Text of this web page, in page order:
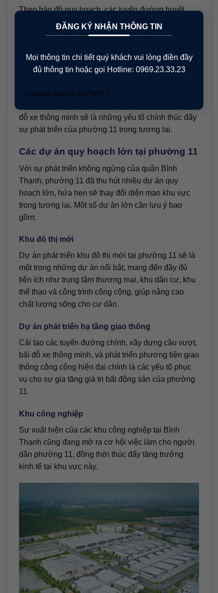
ĐĂNG KÝ NHẬN THÔNG TIN
Mọi thông tin chi tiết quý khách vui lòng điền đầy
đủ thông tin hoặc gọi Hotline: 0969.23.33.23
[contact-form-7 id="526"]
Theo bản đồ quy hoạch, các tuyến đường huyết
mạch như đường Nguyễn Xí, đường Bình Lợi và
các phương tiện giao thông công cộng như xe buýt,
thiện khả năng kết nối giao thông và giảm thiểu tình
trạng ùn tắc.
Bên cạnh đó, các dự án giao thông trọng điểm như
đỗ xe thông minh sẽ là những yếu tố chính thúc đẩy
sự phát triển của phường 11 trong tương lai.
Các dự án quy hoạch lớn tại phường 11
Với sự phát triển không ngừng của quận Bình
Thạnh, phường 11 đã thu hút nhiều dự án quy
hoạch lớn, hứa hẹn sẽ thay đổi diện mạo khu vực
trong tương lai. Một số dự án lớn cần lưu ý bao
gồm:
Khu đô thị mới
Dự án phát triển khu đô thị mới tại phường 11 sẽ là
một trong những dự án nổi bật, mang đến đầy đủ
tiện ích như trung tâm thương mại, khu dân cư, khu
thể thao và công trình công cộng, giúp nâng cao
chất lượng sống cho cư dân.
Dự án phát triển hạ tầng giao thông
Cải tạo các tuyến đường chính, xây dựng cầu vượt,
bãi đỗ xe thông minh, và phát triển phương tiện giao
thông công cộng hiện đại chính là các yếu tố phục
vụ cho sự gia tăng giá trị bất động sản của phường
11.
Khu công nghiệp
Sự xuất hiện của các khu công nghiệp tại Bình
Thạnh cũng đang mở ra cơ hội việc làm cho người
dân phường 11, đồng thời thúc đẩy tăng trưởng
kinh tế tại khu vực này.